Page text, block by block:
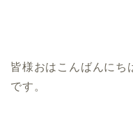
皆様おはこんばんにち
です。